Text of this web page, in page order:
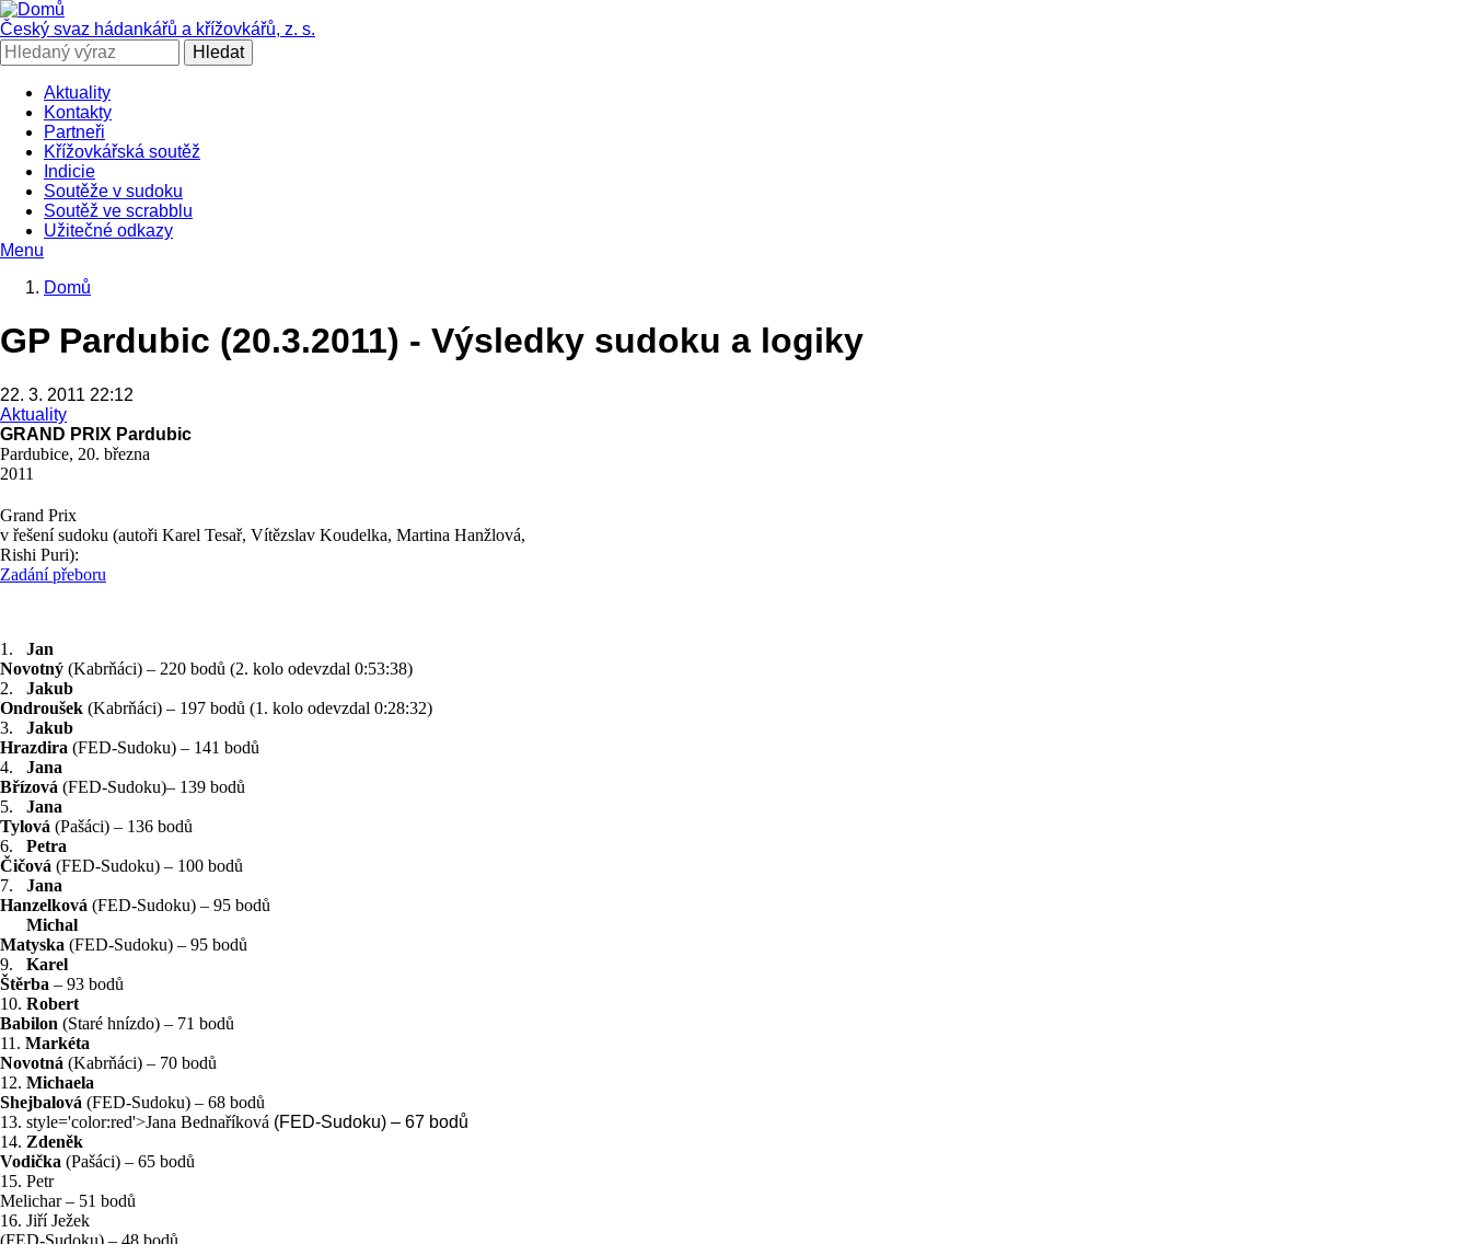
Přejít
k
hlavnímu
obsahu
Český svaz hádankářů a křížovkářů, z. s.
Hledat
SČHAK
Aktuality
Kontakty
Partneři
Křížovkářská soutěž
Indicie
Soutěže v sudoku
Soutěž ve scrabblu
Užitečné odkazy
Menu
navigace
Domů
GP Pardubic (20.3.2011) - Výsledky sudoku a logiky
22. 3. 2011 22:12
Aktuality
GRAND PRIX Pardubic
Pardubice, 20. března
2011
Grand Prix
v řešení sudoku (autoři Karel Tesař, Vítězslav Koudelka, Martina Hanžlová,
Rishi Puri):
Zadání přeboru
1. Jan
Novotný (Kabrňáci) – 220 bodů (2. kolo odevzdal 0:53:38)
2. Jakub
Ondroušek (Kabrňáci) – 197 bodů (1. kolo odevzdal 0:28:32)
3. Jakub
Hrazdira (FED-Sudoku) – 141 bodů
4. Jana
Břízová (FED-Sudoku)– 139 bodů
5. Jana
Tylová (Pašáci) – 136 bodů
6. Petra
Čičová (FED-Sudoku) – 100 bodů
7. Jana
Hanzelková (FED-Sudoku) – 95 bodů
Michal
Matyska (FED-Sudoku) – 95 bodů
9. Karel
Štěrba – 93 bodů
10. Robert
Babilon (Staré hnízdo) – 71 bodů
11. Markéta
Novotná (Kabrňáci) – 70 bodů
12. Michaela
Shejbalová (FED-Sudoku) – 68 bodů
13. style='color:red'>Jana Bednaříková (FED-Sudoku) – 67 bodů
14. Zdeněk
Vodička (Pašáci) – 65 bodů
15. Petr
Melichar – 51 bodů
16. Jiří Ježek
(FED-Sudoku) – 48 bodů